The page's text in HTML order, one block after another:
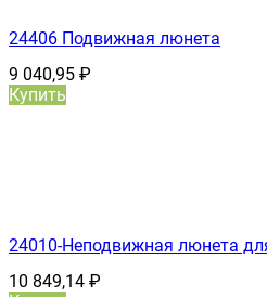
24406 Подвижная люнета
9 040,95 ₽
Купить
24010-Неподвижная люнета
10 849,14 ₽